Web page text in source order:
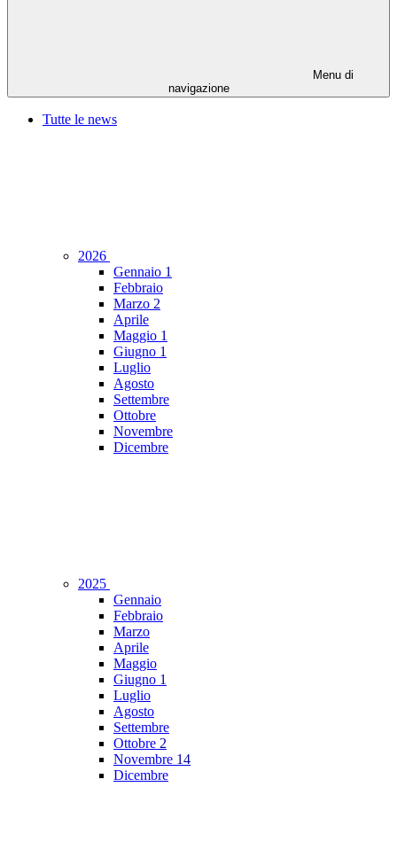
Menu di
navigazione
Tutte le news
2026
Gennaio 1
Febbraio
Marzo 2
Aprile
Maggio 1
Giugno 1
Luglio
Agosto
Settembre
Ottobre
Novembre
Dicembre
2025
Gennaio
Febbraio
Marzo
Aprile
Maggio
Giugno 1
Luglio
Agosto
Settembre
Ottobre 2
Novembre 14
Dicembre